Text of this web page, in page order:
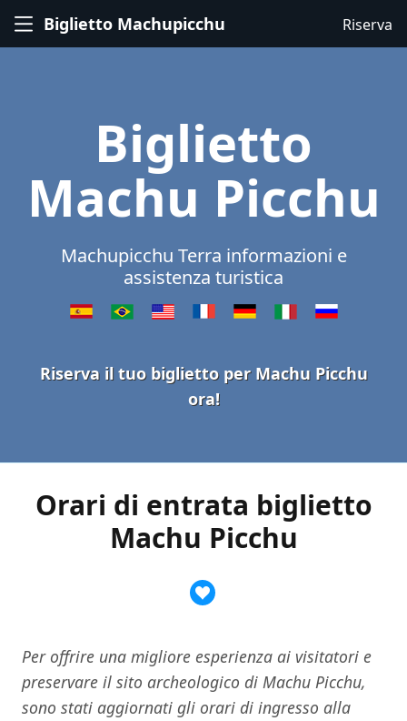
Biglietto Machupicchu Riserva
Biglietto
Machu Picchu
Machupicchu Terra informazioni e
assistenza turistica
Riserva il tuo biglietto per Machu Picchu
ora!
Orari di entrata biglietto
Machu Picchu
Per offrire una migliore esperienza ai visitatori e
preservare il sito archeologico di Machu Picchu,
sono stati aggiornati gli orari di ingresso alla